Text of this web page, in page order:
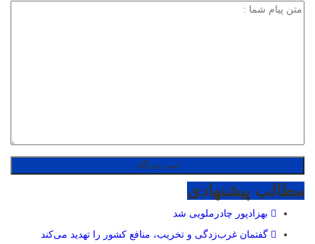
مطالب پیشنهادی
بهزادپور چادرملویی شد
گفتمان غرب‌زدگی و تخریب، منافع کشور را تهدید می‌کند